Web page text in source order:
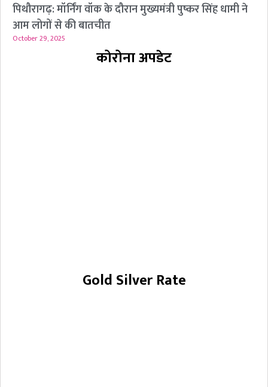
पिथौरागढ़: मॉर्निंग वॉक के दौरान मुख्यमंत्री पुष्कर सिंह धामी ने
आम लोगों से की बातचीत
October 29, 2025
कोरोना अपडेट
Gold Silver Rate